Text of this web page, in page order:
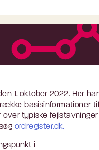
1. oktober 2022. Her har
basisinformationer til
over typiske fejlstavninger
ordregister.dk.
i